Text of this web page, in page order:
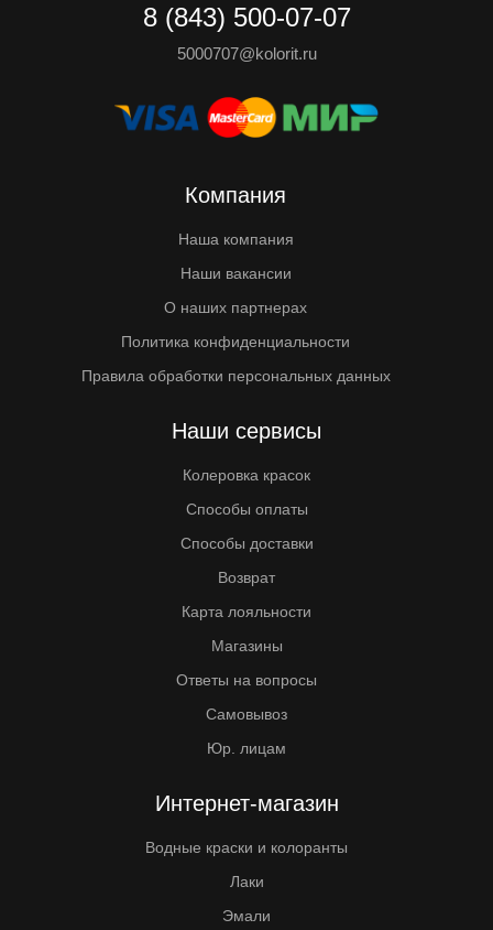
8 (843) 500-07-07
5000707@kolorit.ru
Компания
Наша компания
Наши вакансии
О наших партнерах
Политика конфиденциальности
Правила обработки персональных данных
Наши сервисы
Колеровка красок
Способы оплаты
Способы доставки
Возврат
Карта лояльности
Магазины
Ответы на вопросы
Самовывоз
Юр. лицам
Интернет-магазин
Водные краски и колоранты
Лаки
Эмали